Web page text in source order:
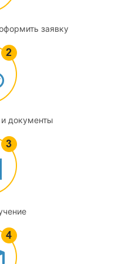
анализе
в области
показателей.
в лабораториях,
анализ
анализа
анализа
его переработки
заявку
документы